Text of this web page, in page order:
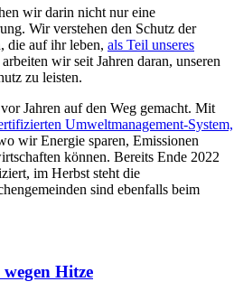
wir darin nicht nur eine
Wir verstehen den Schutz der
die auf ihr leben, als Teil unseres
wir seit Jahren daran, unseren
zu leisten.
Jahren auf den Weg gemacht. Mit
Umweltmanagement-System,
wir Energie sparen, Emissionen
können. Bereits Ende 2022
im Herbst steht die
sind ebenfalls beim
Hitze